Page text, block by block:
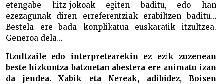
etengabe hitz-jokoak egiten baditu, edo han
ezezagunak diren erreferentziak erabiltzen baditu…
Bestela ere bada konplikatua euskaratik itzultzea.
Generoa dela…
Itzultzaile edo interpretearekin ez ezik zuzenean
beste hizkuntza batzuetan abestera ere animatu izan
da jendea. Xabik eta Nereak, adibidez, Boisen